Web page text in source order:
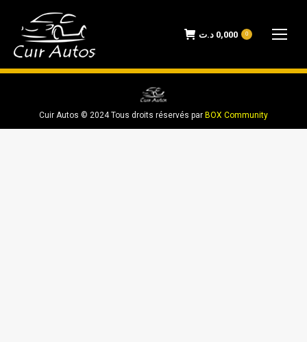
0,000 د.ت 0
Cuir Autos © 2024 Tous droits réservés par BOX Community